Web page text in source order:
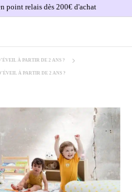
point relais dès 200€ d'achat
À PARTIR DE 2 ANS ?
À PARTIR DE 2 ANS ?